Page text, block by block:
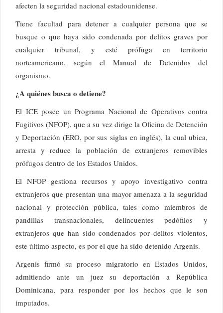
afecten la seguridad nacional estadounidense.
Tiene facultad para detener a cualquier persona que se
busque o que haya sido condenada por delitos graves por
cualquier tribunal, y esté prófuga en territorio
norteamericano, según el Manual de Detenidos del
organismo.
¿A quiénes busca o detiene?
El ICE posee un Programa Nacional de Operativos contra
Fugitivos (NFOP), que a su vez dirige la Oficina de Detención
y Deportación (ERO, por sus siglas en inglés), la cual ubica,
arresta y reduce la población de extranjeros removibles
prófugos dentro de los Estados Unidos.
El NFOP gestiona recursos y apoyo investigativo contra
extranjeros que presentan una mayor amenaza a la seguridad
nacional y protección pública, tales como miembros de
pandillas transnacionales, delincuentes pedófilos y
extranjeros que han sido condenados por delitos violentos,
este último aspecto, es por el que ha sido detenido Argenis.
Argenis firmó su proceso migratorio en Estados Unidos,
admitiendo ante un juez su deportación a República
Dominicana, para responder por los hechos que le son
imputados.